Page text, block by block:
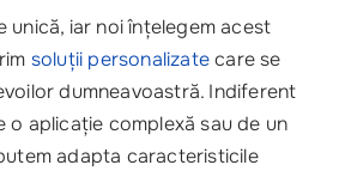
unică, iar noi înțelegem acest
soluții personalizatecare se
dumneavoastră. Indiferent
o aplicație complexă sau de un
adapta caracteristicile